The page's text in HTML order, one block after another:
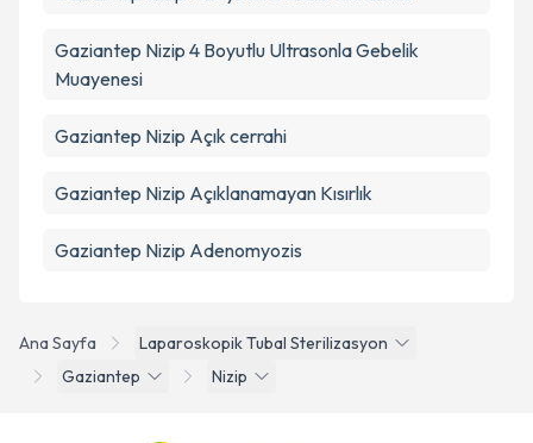
Ana Sayfa
Laparoskopik Tubal Sterilizasyon
Gaziantep
Nizip
Gaziantep Nizip 4 Boyutlu Ultrasonla Gebelik
Muayenesi
Gaziantep Nizip Açık cerrahi
Gaziantep Nizip Açıklanamayan Kısırlık
Gaziantep Nizip Adenomyozis